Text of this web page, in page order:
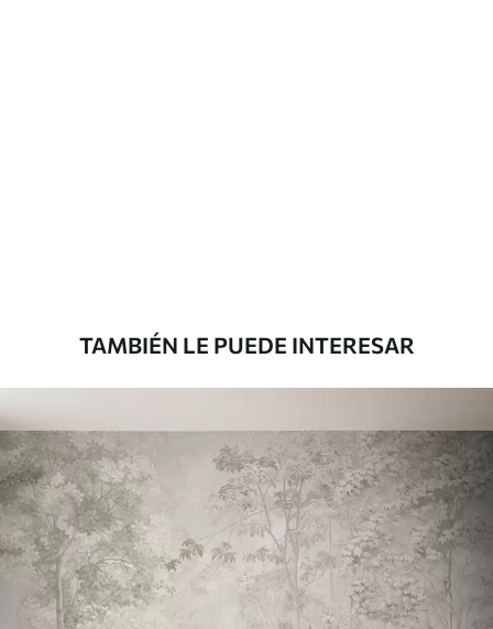
Vinilo Premium
1266.67$760.00/m²
Peel and Stick
1533.33$920.00
TAMBIÉN LE PUEDE INTERESAR